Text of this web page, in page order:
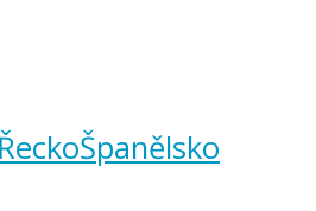
ŘeckoŠpanělsko